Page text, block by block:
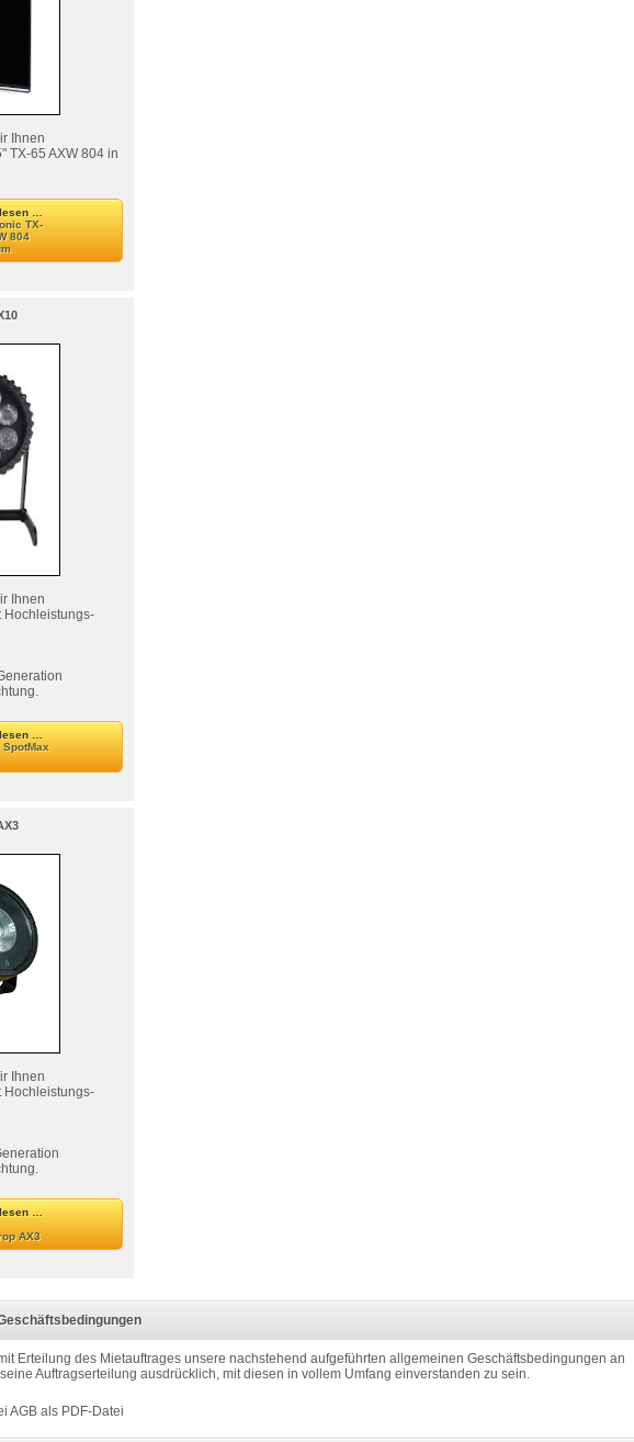
Ihnen
TX-65 AXW 804 in
…
TX-
804
Ihnen
Hochleistungs-
…
SpotMax
Ihnen
Hochleistungs-
…
AX3
Erteilung des Mietauftrages unsere nachstehend aufgeführten allgemeinen Geschäftsbedingungen an
Auftragserteilung ausdrücklich, mit diesen in vollem Umfang einverstanden zu sein.
AGB als PDF-Datei